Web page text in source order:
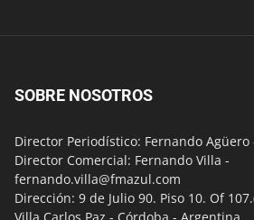
SOBRE NOSOTROS
Director Periodístico: Fernando Agüero
Director Comercial: Fernando Villa -
fernando.villa@fmazul.com
Dirección: 9 de Julio 90. Piso 10. Of